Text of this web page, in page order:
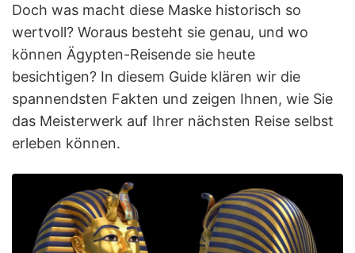
Doch was macht diese Maske historisch so
wertvoll? Woraus besteht sie genau, und wo
können Ägypten-Reisende sie heute
besichtigen? In diesem Guide klären wir die
spannendsten Fakten und zeigen Ihnen, wie Sie
das Meisterwerk auf Ihrer nächsten Reise selbst
erleben können.